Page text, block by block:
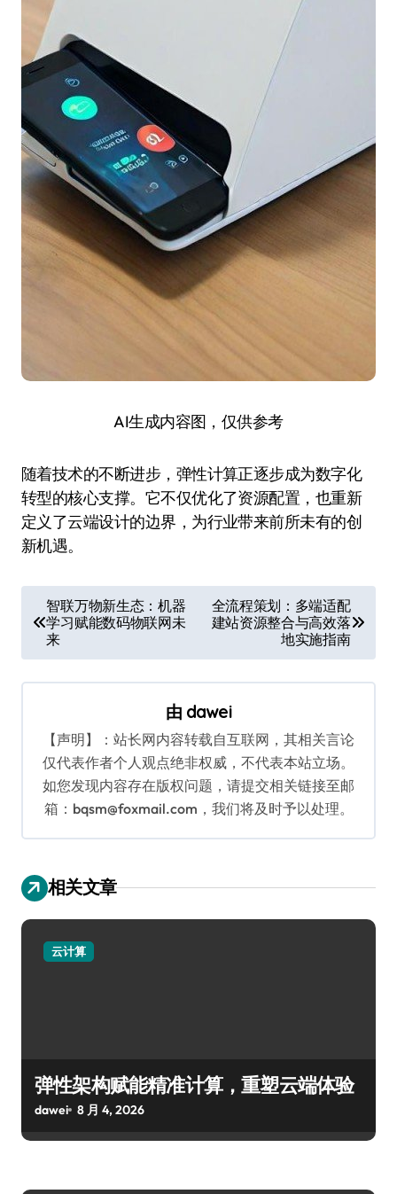
AI生成内容图，仅供参考
随着技术的不断进步，弹性计算正逐步成为数字化
转型的核心支撑。它不仅优化了资源配置，也重新
定义了云端设计的边界，为行业带来前所未有的创
新机遇。
章
导
航
智联万物新生态：机器
学习赋能数码物联网未
来
全流程策划：多端适配
建站资源整合与高效落
地实施指南
由 dawei
【声明】：站长网内容转载自互联网，其相关言论
仅代表作者个人观点绝非权威，不代表本站立场。
如您发现内容存在版权问题，请提交相关链接至邮
箱：bqsm@foxmail.com，我们将及时予以处理。
相关文章
云计算
弹性架构赋能精准计算，重塑云端体验
dawei 8 月 4, 2026